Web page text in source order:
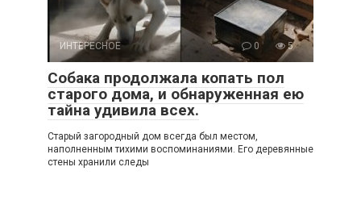
ИНТЕРЕСНОЕ 0 5
Собака продолжала копать пол
старого дома, и обнаруженная ею
тайна удивила всех.
Старый загородный дом всегда был местом,
наполненным тихими воспоминаниями. Его деревянные
стены хранили следы